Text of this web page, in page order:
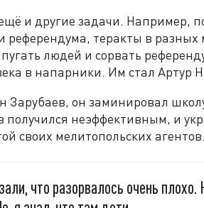
и другие задачи. Например,
референдума, теракты в разных
людей и сорвать
в напарники. Им стал Артур
Зарубаев, он заминировал
получился неэффективным, и
своих мелитопольских агентов.
что разорвалось очень плохо.